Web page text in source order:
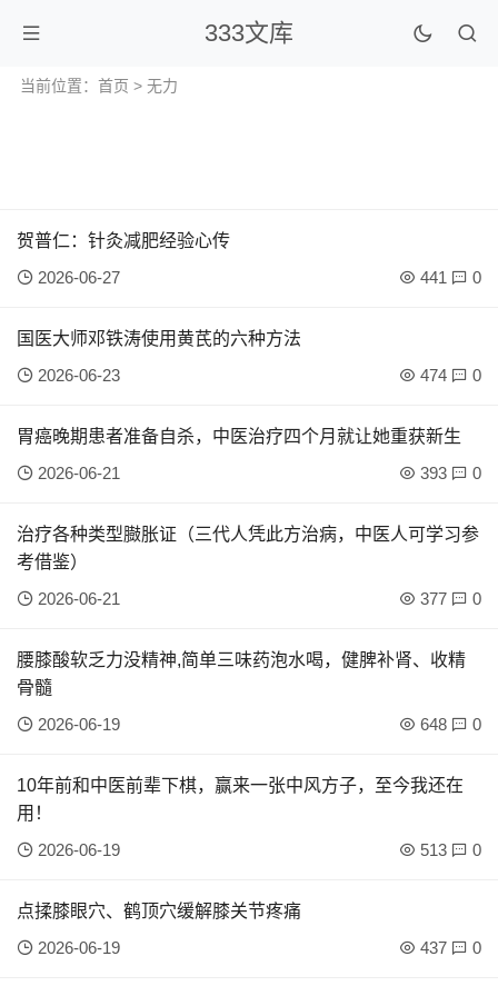
333文库
当前位置： 首页 > 无力
贺普仁：针灸减肥经验心传
2026-06-27
441 0
国医大师邓铁涛使用黄芪的六种方法
2026-06-23
474 0
胃癌晚期患者准备自杀，中医治疗四个月就让她重获新生
2026-06-21
393 0
治疗各种类型臌胀证（三代人凭此方治病，中医人可学习参
考借鉴）
2026-06-21
377 0
腰膝酸软乏力没精神,简单三味药泡水喝，健脾补肾、收精
骨髓
2026-06-19
648 0
10年前和中医前辈下棋，赢来一张中风方子，至今我还在
用！
2026-06-19
513 0
点揉膝眼穴、鹤顶穴缓解膝关节疼痛
2026-06-19
437 0